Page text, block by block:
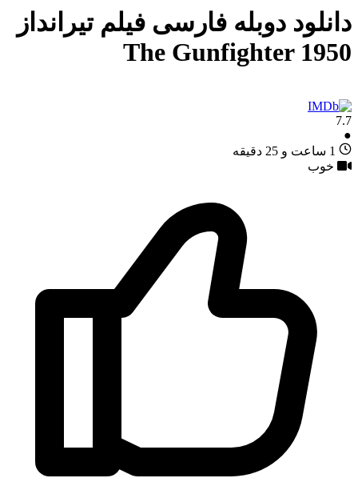
دانلود دوبله فارسی فیلم تیرانداز
The Gunfighter 1950
7.7
●
1 ساعت و 25 دقیقه
خوب